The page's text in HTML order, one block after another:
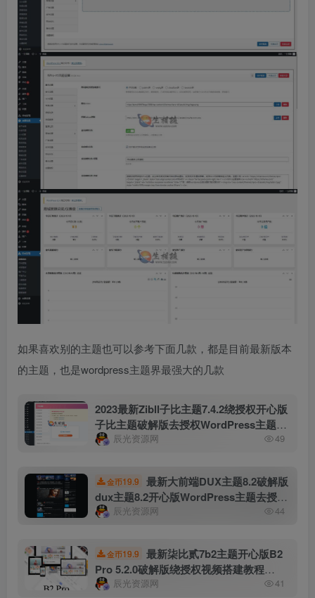
如果喜欢别的主题也可以参考下面几款，都是目前最新版本
的主题，也是wordpress主题界最强大的几款
2023最新Zibll子比主题7.4.2绕授权开心版
子比主题破解版去授权WordPress主题模
板附搭建教程
辰光资源网 49
金币19.9
最新大前端DUX主题8.2破解版
dux主题8.2开心版WordPress主题去授权
版
辰光资源网 44
金币19.9
最新柒比贰7b2主题开心版B2
Pro 5.2.0破解版绕授权视频搭建教程
WordPress主题适用于资讯、资源、社
辰光资源网 41